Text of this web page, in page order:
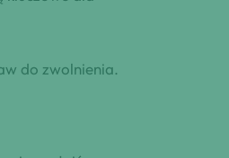
do zwolnienia.